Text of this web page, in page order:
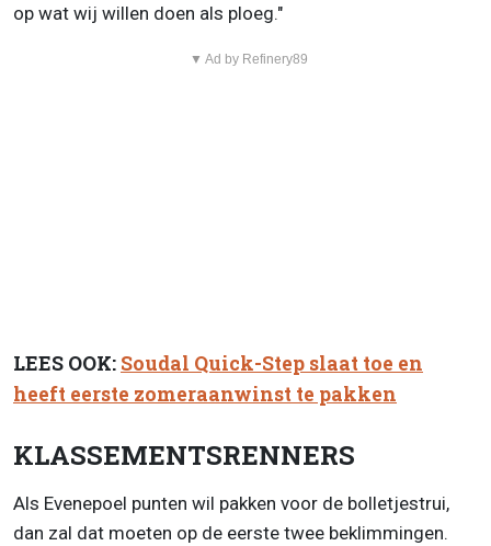
op wat wij willen doen als ploeg."
▼ Ad by Refinery89
LEES OOK: Soudal Quick-Step slaat toe en
heeft eerste zomeraanwinst te pakken
KLASSEMENTSRENNERS
Als Evenepoel punten wil pakken voor de bolletjestrui,
dan zal dat moeten op de eerste twee beklimmingen.